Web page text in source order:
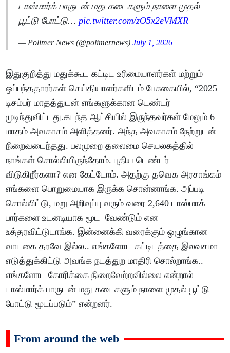
டாஸ்மார்க் பாருடன் மது கடைகளும் நாளை முதல்
பூட்டு போட்டு… pic.twitter.com/zO5x2eVMXR
— Polimer News (@polimernews)July 1, 2026
இதுகுறித்து மதுக்கூட கட்டிட உரிமையாளர்கள் மற்றும்
ஒப்பந்ததாரர்கள் செய்தியாளர்களிடம் பேசுகையில், “2025
டிசம்பர் மாதத்துடன் எங்களுக்கான டெண்டர்
முடிந்துவிட்டது.கடந்த ஆட்சியில் இருந்தவர்கள் மேலும் 6
மாதம் அவகாசம் அளித்தனர். அந்த அவகாசம் நேற்றுடன்
நிறைவடைந்தது. பலமுறை தலைமை செயலகத்தில்
நாங்கள் சொல்லியிருந்தோம். புதிய டெண்டர்
விடுகிறீர்களா? என கேட்டோம். அதற்கு தவெக அரசாங்கம்
எங்களை பொறுமையாக இருக்க சொன்னாங்க. அப்படி
சொல்லிட்டு, மறு அறிவுப்பு வரும் வரை 2,640 டாஸ்மாக்
பார்களை உடனடியாக மூட வேண்டும் என
உத்தரவிட்டுடாங்க. இன்னைக்கி வரைக்கும் ஒழுங்கான
வாடகை தரவே இல்ல.. எங்களோட கட்டிடத்தை இலவசமா
எடுத்துக்கிட்டு அவங்க நடத்துற மாதிரி சொல்றாங்க..
எங்களோட கோரிக்கை நிறைவேற்றவில்லை என்றால்
டாஸ்மார்க் பாருடன் மது கடைகளும் நாளை முதல் பூட்டு
போட்டு மூடப்படும்” என்றனர்.
From around the web